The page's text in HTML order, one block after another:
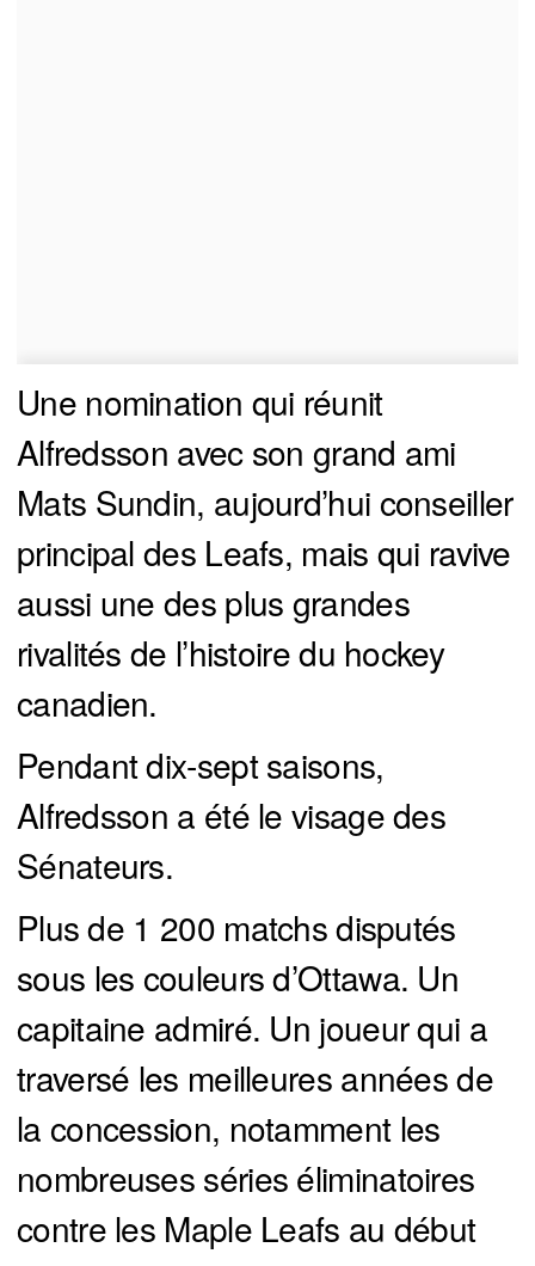
Une nomination qui réunit
Alfredsson avec son grand ami
Mats Sundin, aujourd’hui conseiller
principal des Leafs, mais qui ravive
aussi une des plus grandes
rivalités de l’histoire du hockey
canadien.
Pendant dix-sept saisons,
Alfredsson a été le visage des
Sénateurs.
Plus de 1 200 matchs disputés
sous les couleurs d’Ottawa. Un
capitaine admiré. Un joueur qui a
traversé les meilleures années de
la concession, notamment les
nombreuses séries éliminatoires
contre les Maple Leafs au début